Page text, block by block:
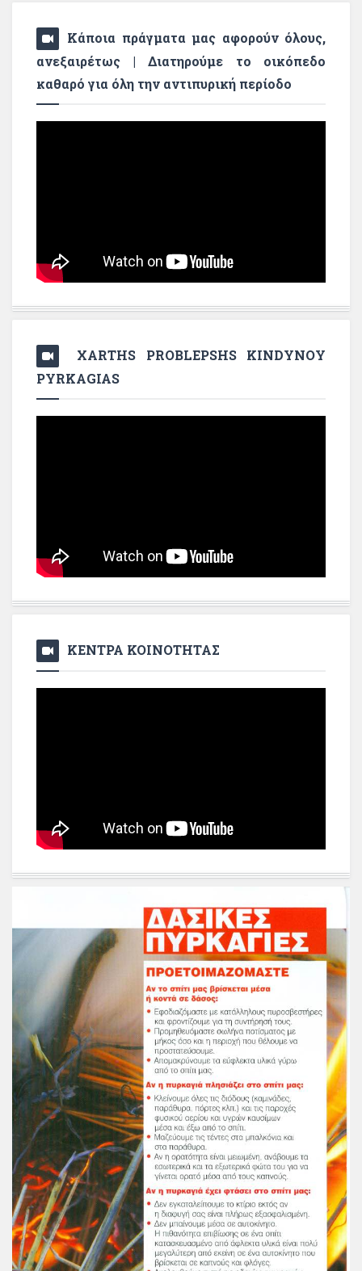
Κάποια πράγματα μας αφορούν όλους,
ανεξαιρέτως | Διατηρούμε το οικόπεδο
καθαρό για όλη την αντιπυρική περίοδο
XARTHS PROBLEPSHS KINDYNOY
PYRKAGIAS
ΚΕΝΤΡΑ ΚΟΙΝΟΤΗΤΑΣ